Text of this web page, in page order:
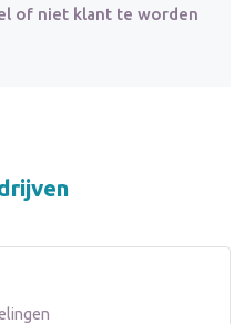
of niet klant te worden